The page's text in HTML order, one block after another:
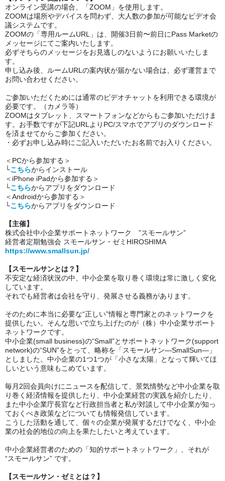
オンライン受講の場合、「ZOOM」を使用します。
ZOOMは場所やデバイスを問わず、大人数の参加が可能なビデオ会
議システムです。
ZOOMの「専用ルームURL」は、開催3日前〜前日にPass Marketの
メッセージにてご案内いたします。
必ずそちらのメッセージをお見逃しのないようにお願いいたしま
す。
申し込み後、ルームURLの案内状が届かない場合は、必ず運営まで
お問い合わせください。
ご参加いただくためには通常のビデオチャットを利用できる環境が
必要です。（カメラ等）
ZOOMはタブレット、スマートフォンなどからもご参加いただけま
す。お手数ですが下記URLよりPC/スマホでアプリのダウンロード
を済ませてからご参加ください。
・必ずお申し込み時にご記入いただいたお名前でお入りください。
＜PCから参加する＞
└こちらからインストール
＜iPhone iPadから参加する＞
└こちらからアプリをダウンロード
＜Androidから参加する＞
└こちらからアプリをダウンロード
【主催】
株式会社中小企業サポートネットワーク ”スモールサン”
経営者定期勉強会 スモールサン・ゼミHIROSHIMA
https://www.smallsun.jp/
【スモールサンとは？】
不安定な経済状況の中、中小企業を取り巻く環境は常に激しく変化
しています。
それでも経営者は会社を守り、発展させる義務があります。
そのために本当に必要な“正しい”情報と専門家とのネットワークを
提供したい。そんな思いで立ち上げたのが（株）中小企業サポート
ネットワークです。
中小企業(small business)の“Small”とサポートネットワーク(support
network)の“SUN”をとって、略称を「スモールサン―SmallSun―」
としました。中小企業の1つ1つが「小さな太陽」となって輝いてほ
しいという意味もこめています。
毎月2回会員向けにニュースを配信して、景気情勢など中小企業を取
り巻く経済情報を提供したり、中小企業経営の実践を紹介したり、
また中小企業庁長官など行政担当者と私が対談して中小企業が知っ
ておくべき政策などについても情報発信しています。
こうした活動を通して、個々の企業が発展するだけでなく、中小企
業の社会的地位の向上を果たしたいと考えています。
中小企業経営者のための「知的サポートネットワーク」、それが
“スモールサン” です。
【スモールサン・ゼミとは？】